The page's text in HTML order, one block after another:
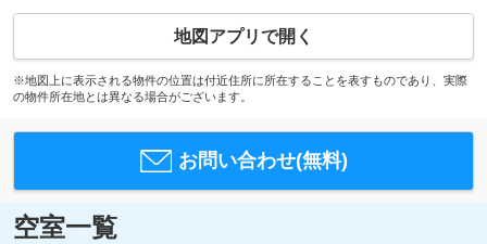
地図アプリで開く
※地図上に表示される物件の位置は付近住所に所在することを表すものであり、実際
の物件所在地とは異なる場合がございます。
お問い合わせ(無料)
空室一覧